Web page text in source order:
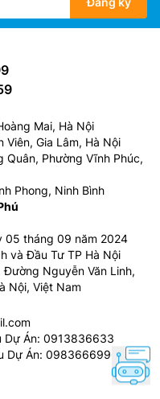
Mai, Hà Nội
Viên, Gia Lâm, Hà Nội
Quân, Phường Vĩnh Phúc,
Phong, Ninh Bình
05 tháng 09 năm 2024
và Đầu Tư TP Hà Nội
Nguyễn Văn Linh,
Nội, Việt Nam
Dự Án: 0913836633
Dự Án: 0983666996